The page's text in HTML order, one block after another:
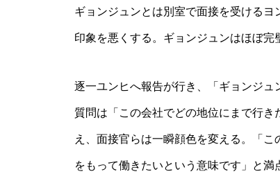
ギョンジュンとは別室で面接を受ける
印象を悪くする。ギョンジュンはほぼ完
逐一ユンヒへ報告が行き、「ギョンジ
質問は「この会社でどの地位にまで行
え、面接官らは一瞬顔色を変える。「
をもって働きたいという意味です」と